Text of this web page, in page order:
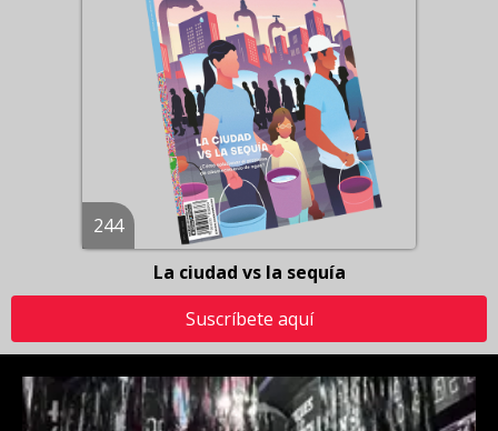
244
La ciudad vs la sequía
Suscríbete aquí